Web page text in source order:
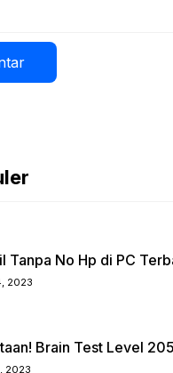
Tanpa No Hp di PC
2023
Brain Test Level 205
2023